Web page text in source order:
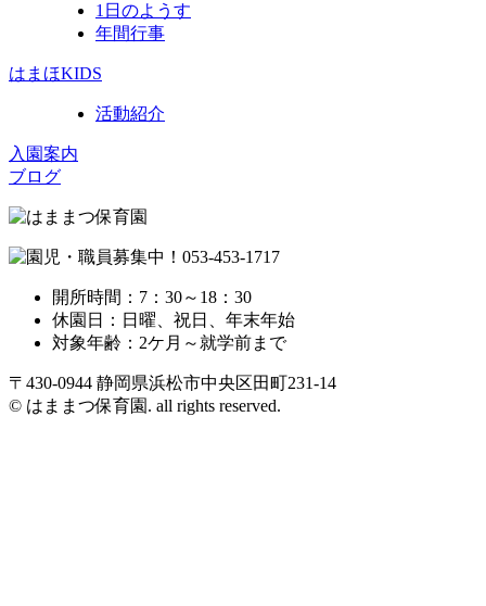
1日のようす
年間行事
はまほKIDS
活動紹介
入園案内
ブログ
開所時間：7：30～18：30
休園日：日曜、祝日、年末年始
対象年齢：2ケ月～就学前まで
〒430-0944 静岡県浜松市中央区田町231-14
© はままつ保育園. all rights reserved.